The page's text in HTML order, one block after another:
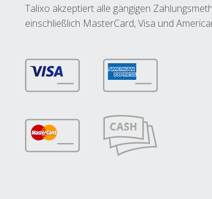
Talixo akzeptiert alle gängigen
einschließlich MasterCard, Visa und